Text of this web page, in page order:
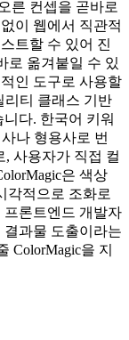
른 컨셉을 곧바로
이 웹에서 직관적
트할 수 있어 진
로 옮겨붙일 수 있
인 도구로 사용할
리티 클래스 기반
다. 한국어 키워
나 형용사로 번
사용자가 직접 컬
은 색상
각적으로 조화로
프론트엔드 개발자
과물 도출이라는
ColorMagic을 지